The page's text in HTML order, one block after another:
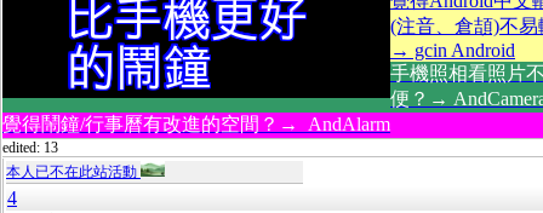
(注音、倉頡)不易
→ gcin Android
手機照相看照片
便？→
覺得鬧鐘/行事曆有改進的空間？→ AndAlarm
edited: 13
本人已不在此站活動
4